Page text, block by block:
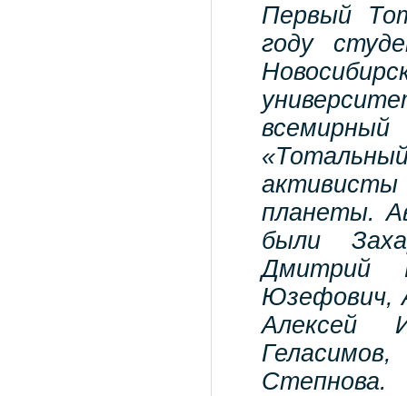
Первый
году
планеты.
были
Дмитрий
Юзефович,
Алексей
Степнова.